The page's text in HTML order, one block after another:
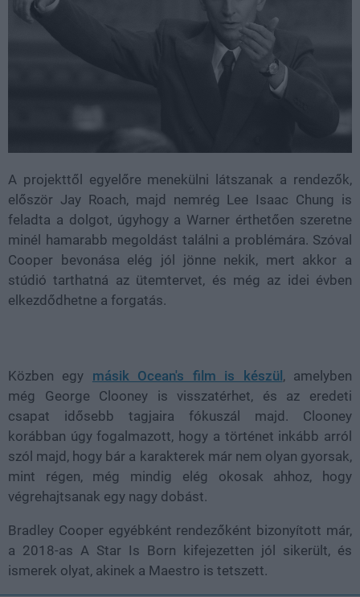
A projekttől egyelőre menekülni látszanak a rendezők,
először Jay Roach, majd nemrég Lee Isaac Chung is
feladta a dolgot, úgyhogy a Warner érthetően szeretne
minél hamarabb megoldást találni a problémára. Szóval
Cooper bevonása elég jól jönne nekik, mert akkor a
stúdió tarthatná az ütemtervet, és még az idei évben
elkezdődhetne a forgatás.
Közben egy másik Ocean's film is készül, amelyben
még George Clooney is visszatérhet, és az eredeti
csapat idősebb tagjaira fókuszál majd. Clooney
korábban úgy fogalmazott, hogy a történet inkább arról
szól majd, hogy bár a karakterek már nem olyan gyorsak,
mint régen, még mindig elég okosak ahhoz, hogy
végrehajtsanak egy nagy dobást.
Bradley Cooper egyébként rendezőként bizonyított már,
a 2018-as A Star Is Born kifejezetten jól sikerült, és
ismerek olyat, akinek a Maestro is tetszett.